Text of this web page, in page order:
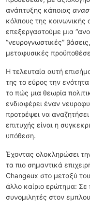
ανάπτυξης κάποιας
κόλπους της κοινωνικής
επεξεργαστούμε μια
“νευρογνωστικές”
μεταφυσικές
Η τελευταία αυτή
της το εύρος την
το πώς μια θεωρία
ενδιαφέρει έναν
προτρέψει να
επιτυχής είναι η
υπόθεση.
Έχοντας ολοκληρώσει
τα πιο σημαντικά
Changeux στο μεταξύ
άλλο καίριο ερώτημα: Σε
συνομιλητές στον